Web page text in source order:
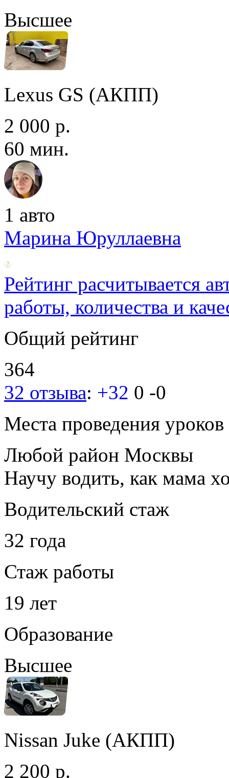
Высшее
Lexus GS (АКПП)
2 000 р.
60 мин.
1 авто
Марина Юруллаевна
Рейтинг расчитывается
работы, количества и
Общий рейтинг
364
32 отзыва: +32 0 -0
Места проведения уроков
Любой район Москвы
Научу водить, как мама
Водительский стаж
32 года
Стаж работы
19 лет
Образование
Высшее
Nissan Juke (АКПП)
2 200 р.